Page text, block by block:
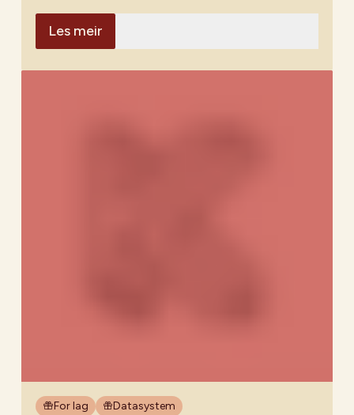
Les meir
For lag Datasystem